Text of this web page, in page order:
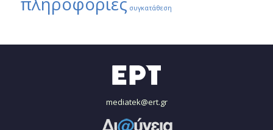
συγκατάθεση
mediatek@ert.gr